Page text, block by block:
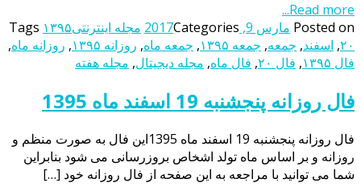
Read more...
Posted on مارس 9, 2017 Categories مجله اینترنتی Tags ۱۳۹۵
۲۰, اسفند, جمعه, جمعه ۱۳۹۵ , جمعه ماه, روزانه ۱۳۹۵ , روزانه ماه,
فال ۱۳۹۵
, فال ۲۰ , فال ماه, مجله دیجیتال, مجله هفته
فال روزانه پنجشنبه 19 اسفند ماه 1395
فال روزانه پنجشنبه 19 اسفند ماه 1395این فال به صورت منظم و
روزانه و بر اساس ماه تولد اشخاص بروزرسانی می شود بنابراین
شما می توانید با مراجعه به این صفحه از فال روزانه خود […]